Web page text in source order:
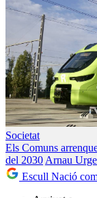
Societat
Els Comuns
del 2030 Arnau
Escull Nació